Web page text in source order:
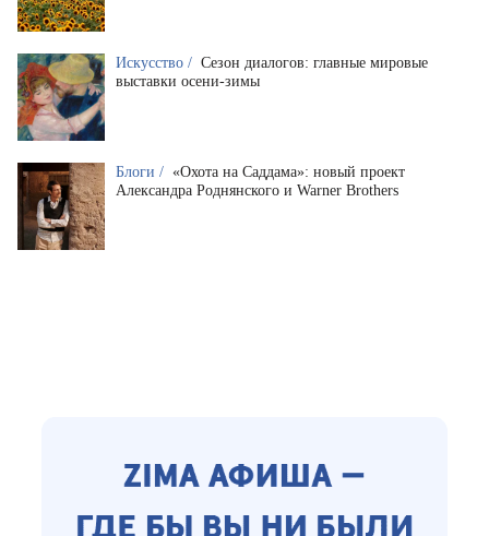
Искусство / Сезон диалогов: главные мировые
выставки осени-зимы
Блоги / «Охота на Саддама»: новый проект
Александра Роднянского и Warner Brothers